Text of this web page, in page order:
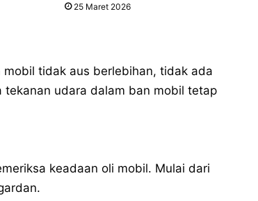
25 Maret 2026
tidak aus berlebihan, tidak ada
udara dalam ban mobil tetap
keadaan oli mobil. Mulai dari